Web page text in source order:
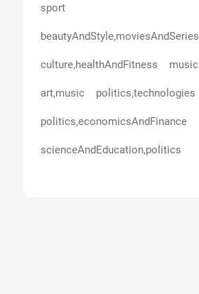
sport
beautyAndStyle,moviesAndSeries
culture,healthAndFitness music
art,music politics,technologies
politics,economicsAndFinance
scienceAndEducation,politics